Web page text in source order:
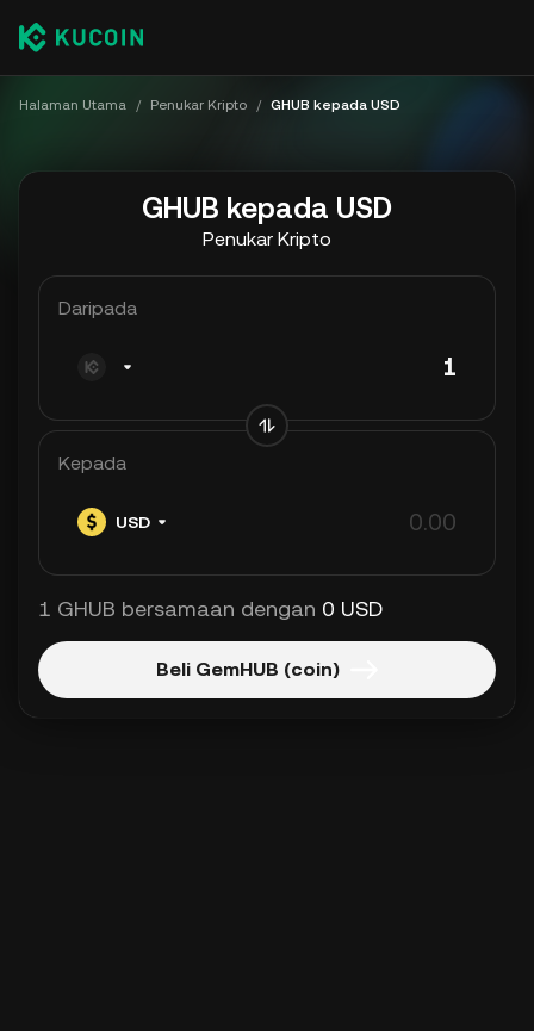
Halaman Utama / Penukar Kripto / GHUB kepada USD
GHUB kepada USD
Penukar Kripto
Daripada
Kepada
USD
1 GHUB bersamaan dengan 0 USD
Beli GemHUB (coin)